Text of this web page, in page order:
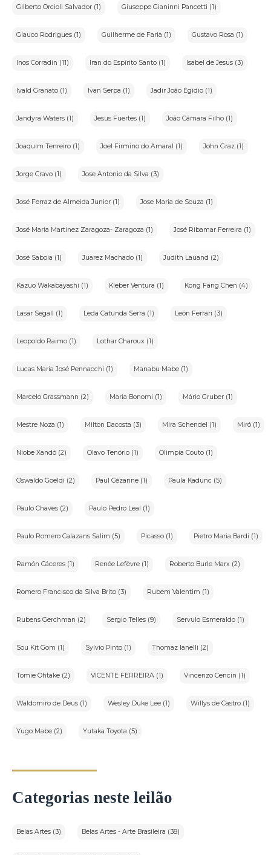
Gilberto Orcioli Salvador (1) Giuseppe Gianinni Pancetti (1)
Glauco Rodrigues (1) Guilherme de Faria (1) Gustavo Rosa (1)
Inos Corradin (11) Iran do Espírito Santo (1) Isabel de Jesus (3)
Ivald Granato (1) Ivan Serpa (1) Jadir João Egidio (1)
Jandyra Waters (1) Jesus Fuertes (1) João Câmara Filho (1)
Joaquim Tenreiro (1) Joel Firmino do Amaral (1) John Graz (1)
Jorge Cravo (1) Jose Antonio da Silva (3)
José Ferraz de Almeida Junior (1) Jose Maria de Souza (1)
José Maria Martinez Zaragoza- Zaragoza (1) José Ribamar Ferreira (1)
José Saboia (1) Juarez Machado (1) Judith Lauand (2)
Kazuo Wakabayashi (1) Kleber Ventura (1) Kong Fang Chen (4)
Lasar Segall (1) Leda Catunda Serra (1) León Ferrari (3)
Leopoldo Raimo (1) Lothar Charoux (1)
Lucas Maria José Pennacchi (1) Manabu Mabe (1)
Marcelo Grassmann (2) Maria Bonomi (1) Mário Gruber (1)
Mestre Noza (1) Milton Dacosta (3) Mira Schendel (1) Miró (1)
Niobe Xandó (2) Olavo Tenório (1) Olimpia Couto (1)
Oswaldo Goeldi (2) Paul Cézanne (1) Paula Kadunc (5)
Paulo Chaves (2) Paulo Pedro Leal (1)
Paulo Romero Calazans Salim (5) Picasso (1) Pietro Maria Bardi (1)
Ramón Cáceres (1) Renée Lefèvre (1) Roberto Burle Marx (2)
Romero Francisco da Silva Brito (3) Rubem Valentim (1)
Rubens Gerchman (2) Sergio Telles (9) Servulo Esmeraldo (1)
Sou Kit Gom (1) Sylvio Pinto (1) Thomaz Ianelli (2)
Tomie Ohtake (2) VICENTE FERREIRA (1) Vincenzo Cencin (1)
Waldomiro de Deus (1) Wesley Duke Lee (1) Willys de Castro (1)
Yugo Mabe (2) Yutaka Toyota (5)
Categorias neste leilão
Belas Artes (3) Belas Artes - Arte Brasileira (38)